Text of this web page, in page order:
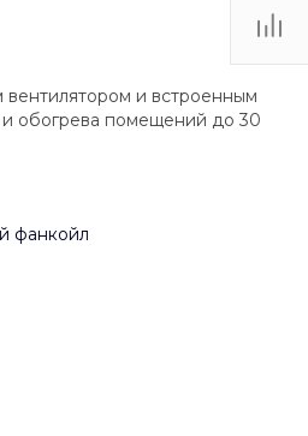
и встроенным
обогрева помещений до 30
фанкойл